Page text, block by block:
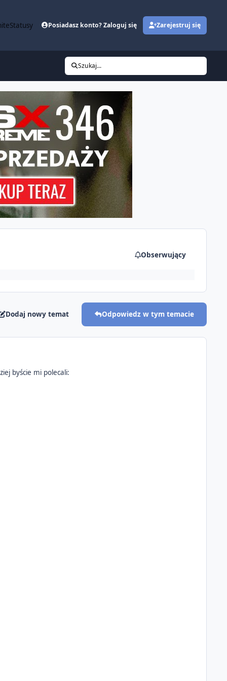
Statusy Posiadasz konto? Zaloguj się Zarejestruj się
Szukaj...
Obserwujący
Dodaj nowy temat Odpowiedz w tym temacie
byście mi polecali: